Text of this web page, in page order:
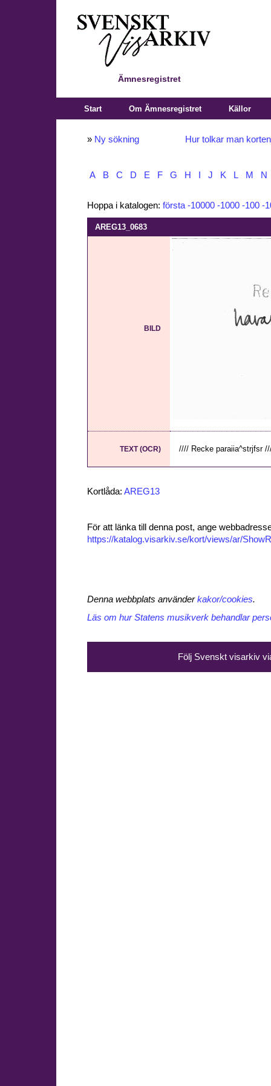
Ämnesregistret
Start Om Ämnesregistret Källor
» Ny sökning Hur tolkar man
A B C D E F G H J K L M N
Hoppa i katalogen: första -10000 -1000 -100 -
AREG13_0683
BILD
TEXT (OCR) //// Recke paraiia^strjfsr
Kortlåda: AREG13
För att länka till denna post, ange
https://katalog.visarkiv.se/kort/views/ar/
Denna webbplats använderkakor/cookies.
Läs om hur Statens musikverk behandlar
Följ Svenskt visarkiv